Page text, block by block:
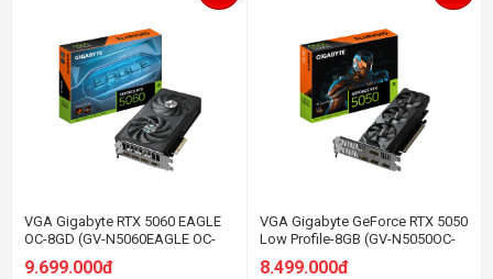
VGA Gigabyte RTX 5060 EAGLE
OC-8GD (GV-N5060EAGLE OC-
8GD)
9.699.000đ
VGA Gigabyte GeForce RTX 5050
Low Profile-8GB (GV-N5050OC-
8GL) GDDR6
8.499.000đ